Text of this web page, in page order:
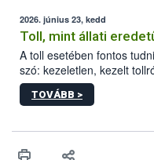
vonni az ebek
2026. június 23, kedd
Toll, mint állati
A toll esetében fontos
szó: kezeletlen, kezelt
„végpontját”.
TOVÁBB >